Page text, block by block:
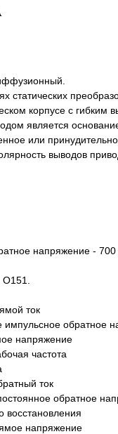
статических
корпусе с гибким
является
или
выводов
напряжение -
ток
обратное
напряжение
частота
ток
обратное
восстановления
напряжение